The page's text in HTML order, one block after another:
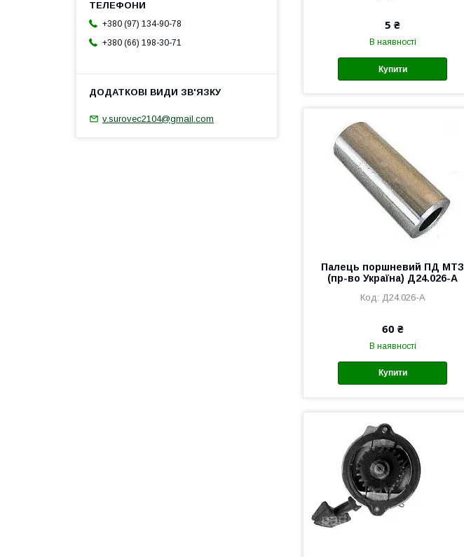
5 ₴
В наявності
Купити
Палець поршневий ПД МТЗ
(пр-во Україна) Д24.026-А
Д24.026-А
60 ₴
В наявності
Купити
+380 (97) 134-90-78
+380 (66) 198-30-71
v.surovec2104@gmail.com